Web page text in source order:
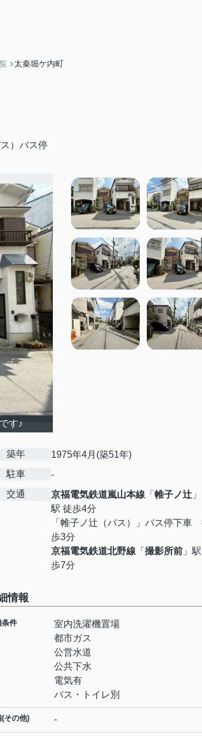
太秦堀ケ内町
）バス停
す♪
築年
1975年4月(築51年)
駐車
-
交通
京福電気鉄道嵐山本線 「 帷子ノ辻 」
駅 徒歩4分
「帷子ノ辻（バス）」バス停下車
歩3分
京福電気鉄道北野線 「 撮影所前 」
歩7分
情報
条件
室内洗濯機置場
都市ガス
公営水道
公共下水
電気有
バス・トイレ別
(その他) -